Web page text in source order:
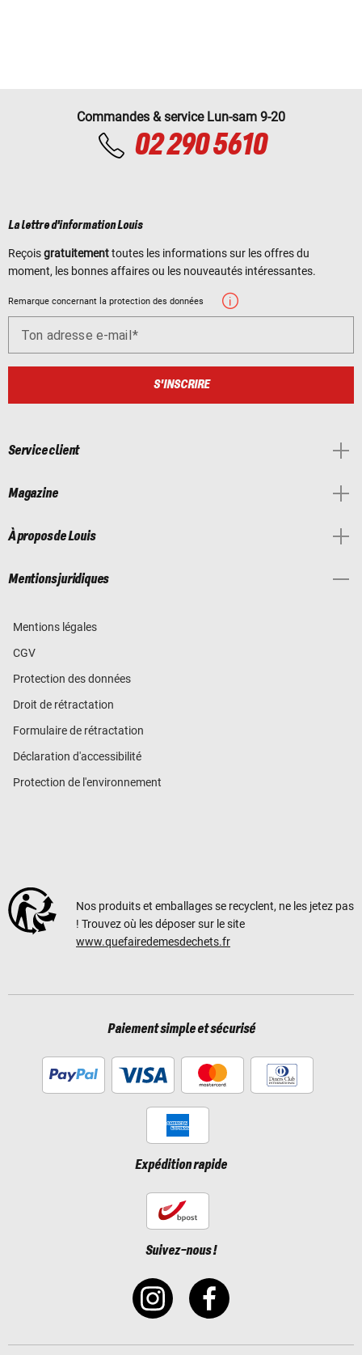
Commandes & service Lun-sam 9-20
02 290 5610
La lettre d'information Louis
Reçoisgratuitementtoutes les informations sur les offres du
moment, les bonnes affaires ou les nouveautés intéressantes.
Remarque concernant la protection des données
Ton adresse e-mail
S'INSCRIRE
Service client
Magazine
À propos de Louis
Mentions juridiques
Mentions légales
CGV
Protection des données
Droit de rétractation
Formulaire de rétractation
Déclaration d'accessibilité
Protection de l'environnement
Nos produits et emballages se recyclent, ne les jetez pas
! Trouvez où les déposer sur le site
www.quefairedemesdechets.fr
Paiement simple et sécurisé
Expédition rapide
Suivez-nous !